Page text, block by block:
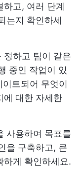
하고, 여러 단계
는지 확인하세
정하고 팀이 같은
중인 작업이 있
트되어 무엇이
에 대한 자세한
사용하여 목표를
을 구축하고, 큰
하게 확인하세요.